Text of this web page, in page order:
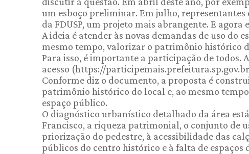
um esboço preliminar. Em julho, representantes
da FDUSP, um projeto mais abrangente. E
A ideia é atender às novas demandas de uso
mesmo tempo, valorizar o patrimônio histórico
Para isso, é importante a participação de
acesso (https://
Conforme diz o documento, a proposta é
patrimônio histórico do local e, ao mesmo
espaço público.
O diagnóstico urbanístico detalhado da área
Francisco, a riqueza patrimonial, o conjunto de
priorização do pedestre, à acessibilidade das
públicos do centro histórico e à falta de espaços